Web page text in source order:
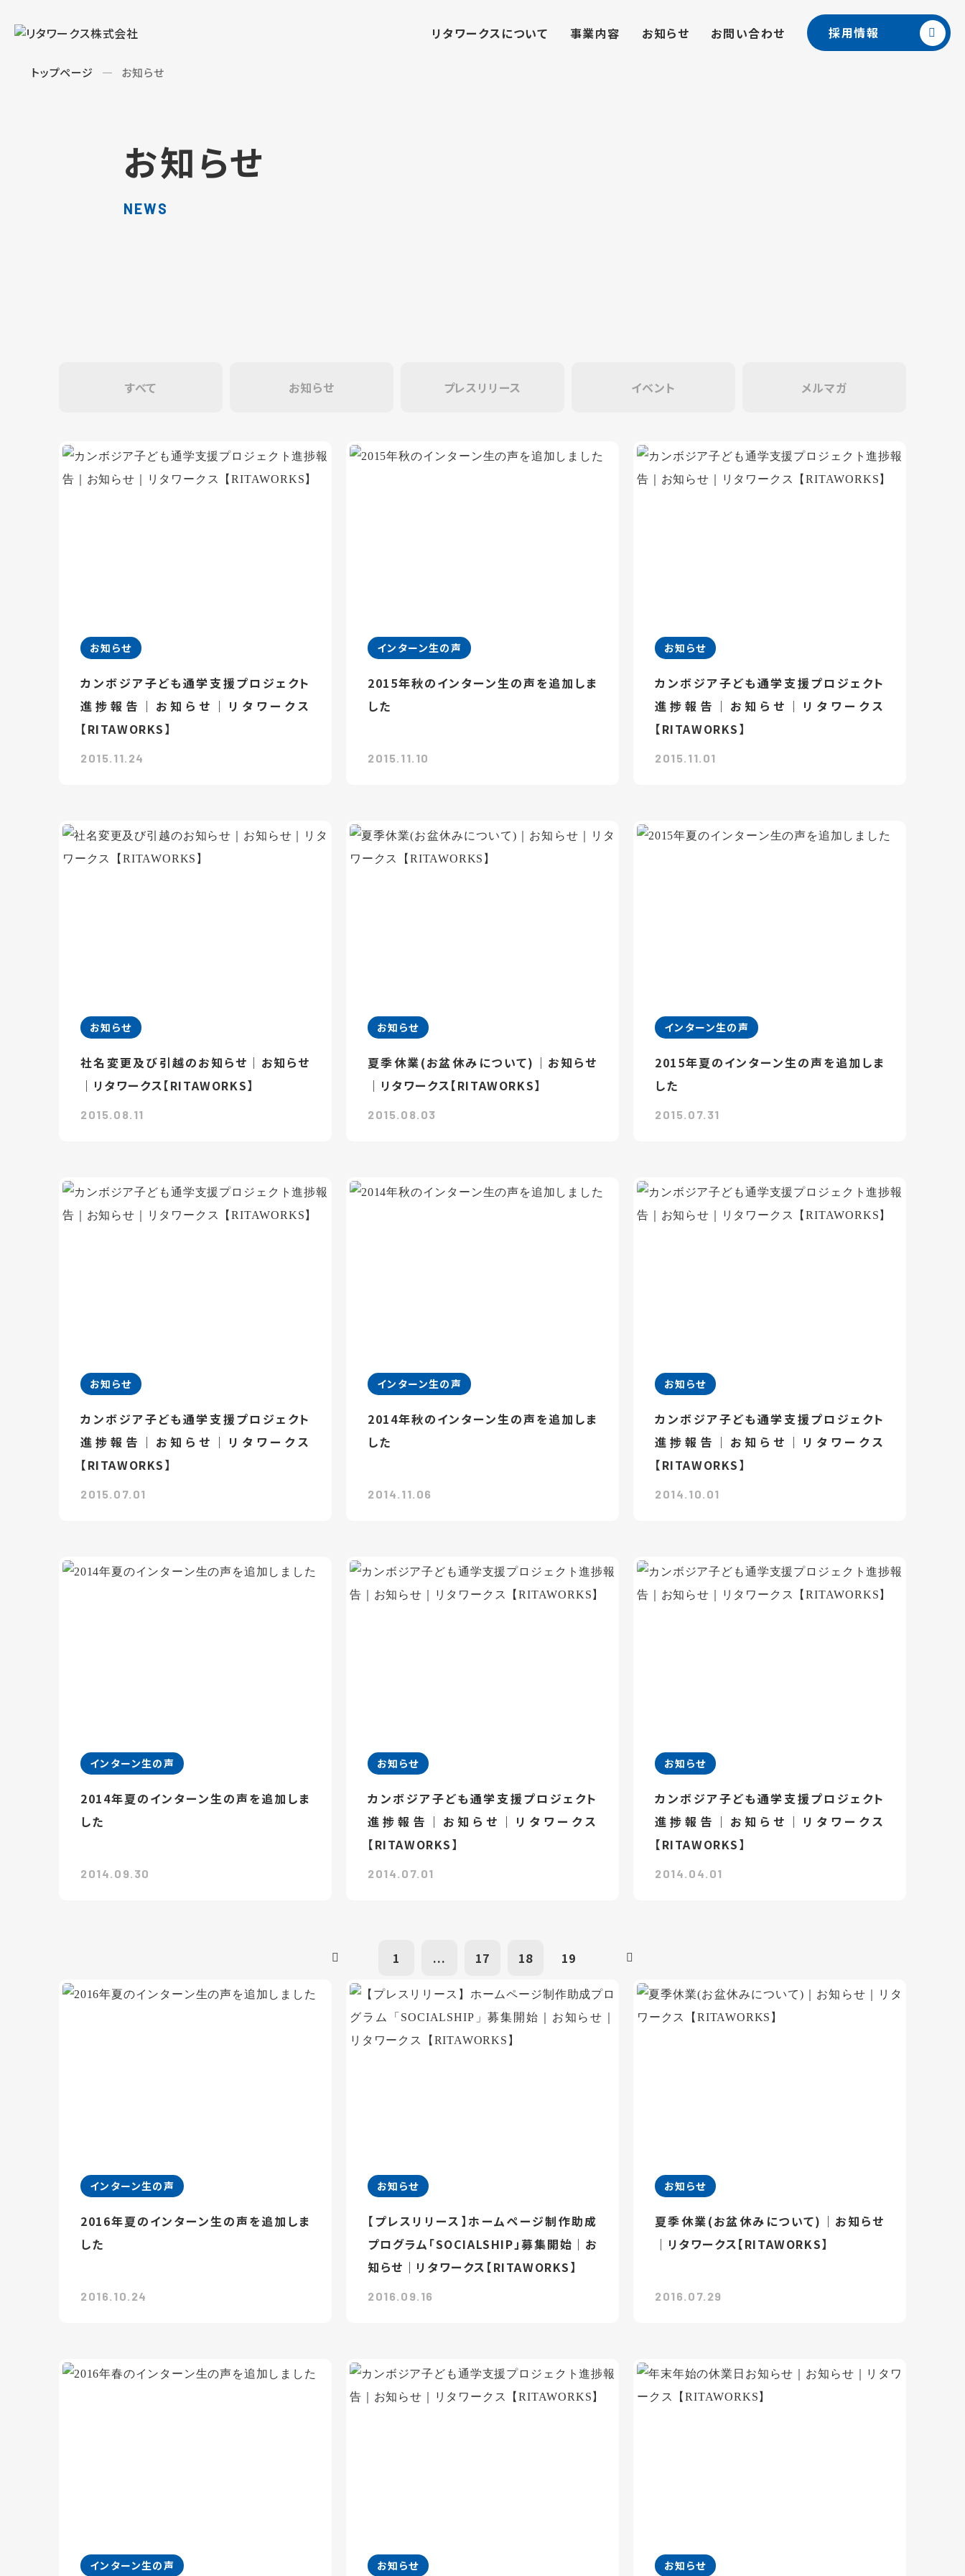
リタワークスについて 事業内容 お知らせ お問い合わせ 採用情報
トップページ お知らせ
お知らせ
NEWS
すべて お知らせ プレスリリース イベント メルマガ
お知らせ
カンボジア子ども通学支援プロジェクト
進捗報告｜お知らせ｜リタワークス
【RITAWORKS】
2015.11.24
インターン生の声
2015年秋のインターン生の声を追加しま
した
2015.11.10
お知らせ
カンボジア子ども通学支援プロジェクト
進捗報告｜お知らせ｜リタワークス
【RITAWORKS】
2015.11.01
お知らせ
社名変更及び引越のお知らせ｜お知らせ
｜リタワークス【RITAWORKS】
2015.08.11
お知らせ
夏季休業(お盆休みについて)｜お知らせ
｜リタワークス【RITAWORKS】
2015.08.03
インターン生の声
2015年夏のインターン生の声を追加しま
した
2015.07.31
お知らせ
カンボジア子ども通学支援プロジェクト
進捗報告｜お知らせ｜リタワークス
【RITAWORKS】
2015.07.01
インターン生の声
2014年秋のインターン生の声を追加しま
した
2014.11.06
お知らせ
カンボジア子ども通学支援プロジェクト
進捗報告｜お知らせ｜リタワークス
【RITAWORKS】
2014.10.01
インターン生の声
2014年夏のインターン生の声を追加しま
した
2014.09.30
お知らせ
カンボジア子ども通学支援プロジェクト
進捗報告｜お知らせ｜リタワークス
【RITAWORKS】
2014.07.01
お知らせ
カンボジア子ども通学支援プロジェクト
進捗報告｜お知らせ｜リタワークス
【RITAWORKS】
2014.04.01
1 ... 17 18 19
インターン生の声
2016年夏のインターン生の声を追加しま
した
2016.10.24
お知らせ
【プレスリリース】ホームページ制作助成
プログラム「SOCIALSHIP」募集開始｜お
知らせ｜リタワークス【RITAWORKS】
2016.09.16
お知らせ
夏季休業(お盆休みについて)｜お知らせ
｜リタワークス【RITAWORKS】
2016.07.29
インターン生の声 お知らせ お知らせ